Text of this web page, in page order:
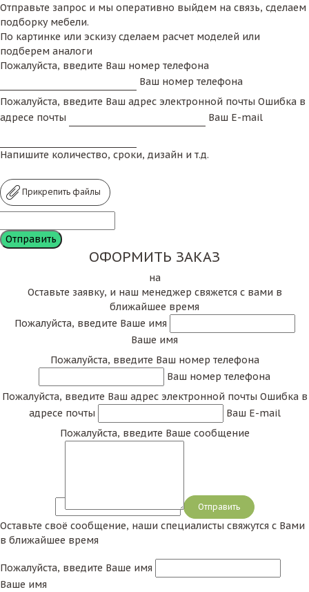
Отправьте запрос и мы оперативно выйдем на связь, сделаем
подборку мебели.
По картинке или эскизу сделаем расчет моделей или
подберем аналоги
Пожалуйста, введите Ваш номер телефона
Ваш номер телефона
Пожалуйста, введите Ваш адрес электронной почты Ошибка в
адресе почты
Ваш E-mail
Напишите количество, сроки, дизайн и т.д.
Прикрепить файлы
ОФОРМИТЬ ЗАКАЗ
на
Оставьте заявку, и наш менеджер свяжется с вами в
ближайшее время
Пожалуйста, введите Ваше имя
Ваше имя
Пожалуйста, введите Ваш номер телефона
Ваш номер телефона
Пожалуйста, введите Ваш адрес электронной почты Ошибка в
адресе почты
Ваш E-mail
Пожалуйста, введите Ваше сообщение
Сообщение
Оставьте своё сообщение, наши специалисты свяжутся с Вами
в ближайшее время
Пожалуйста, введите Ваше имя
Ваше имя